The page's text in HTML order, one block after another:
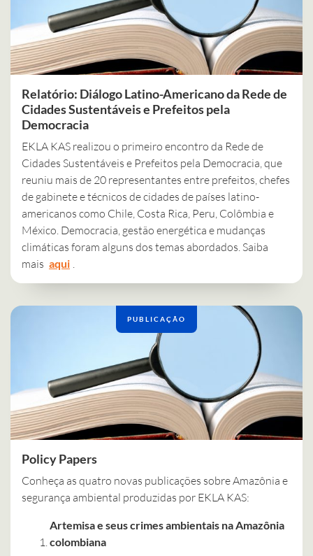
Relatório: Diálogo Latino-Americano da Rede de
Cidades Sustentáveis e Prefeitos pela
Democracia
EKLA KAS realizou o primeiro encontro da Rede de
Cidades Sustentáveis e Prefeitos pela Democracia, que
reuniu mais de 20 representantes entre prefeitos, chefes
de gabinete e técnicos de cidades de países latino-
americanos como Chile, Costa Rica, Peru, Colômbia e
México. Democracia, gestão energética e mudanças
climáticas foram alguns dos temas abordados. Saiba
mais aqui
PUBLICAÇÃO
Policy Papers
Conheça as quatro novas publicações sobre Amazônia e
segurança ambiental produzidas por EKLA KAS:
Artemisa e seus crimes ambientais na Amazônia
colombiana